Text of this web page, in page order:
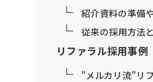
紹介資料の準備
従来の採用方法
リファラル採用事
"メルカリ流"リ